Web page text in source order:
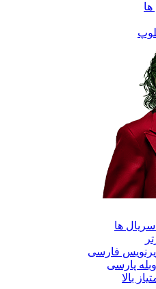
ها
فارسی
پارسی
بالا